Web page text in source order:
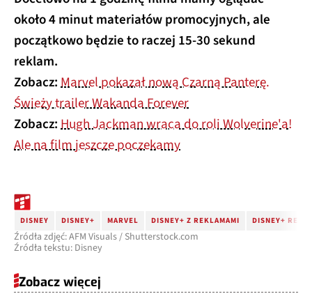
około 4 minut materiałów promocyjnych, ale
początkowo będzie to raczej 15-30 sekund
reklam.
Zobacz:Marvel pokazał nową Czarną Panterę.
Świeży trailer Wakanda Forever
Zobacz:Hugh Jackman wraca do roli Wolverine'a!
Ale na film jeszcze poczekamy
DISNEY DISNEY+ MARVEL DISNEY+ Z REKLAMAMI DISNEY+
Źródła zdjęć: AFM Visuals / Shutterstock.com
Źródła tekstu: Disney
Zobacz więcej